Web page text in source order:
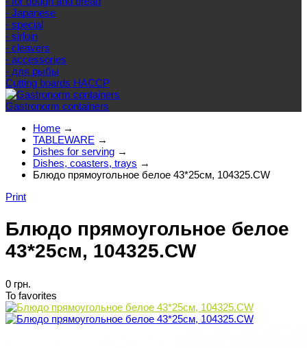
- Japanese
- special
- sirloin
- cleavers
- accessories
- для рыбы
Cutting boards HACCP
Gastronorm containers
Home →
TABLEWARE →
Dishes for serving →
Dishes, coasters, trays →
Блюдо прямоугольное белое 43*25см, 104325.CW
Print
Блюдо прямоугольное белое
43*25см, 104325.CW
0 грн.
To favorites